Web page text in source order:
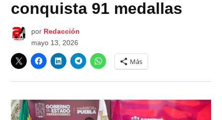
conquista 91 medallas
por Redacción
mayo 13, 2026
Más